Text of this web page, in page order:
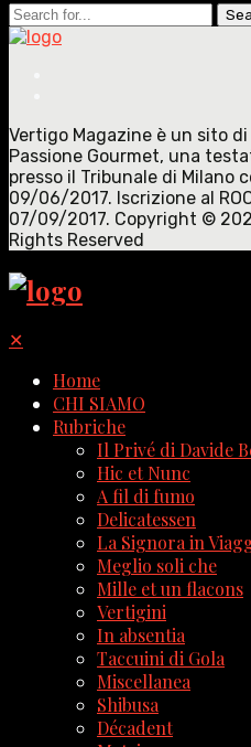
Search
for:
Vertigo Magazine è un sito
Passione Gourmet, una
presso il Tribunale di Milano
09/06/2017. Iscrizione al
07/09/2017. Copyright ©
Rights Reserved
✕
Home
CHI SIAMO
Rubriche
Il Privé di Davide
Hic et Nunc
A fil di fumo
Delicatessen
La Signora in
Meglio soli che
Mille et un flacons
Vertigini
In absentia
Taccuini di Gola
Miscellanea
Shibusa
Décadent